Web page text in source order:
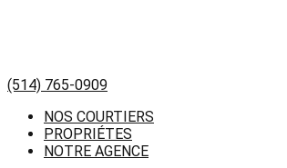
(514) 765-0909
NOS COURTIERS
PROPRIÉTES
NOTRE AGENCE